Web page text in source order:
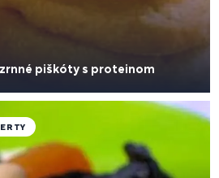
piškóty s proteinom